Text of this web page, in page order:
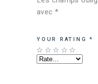
avec *
YOUR RATING *